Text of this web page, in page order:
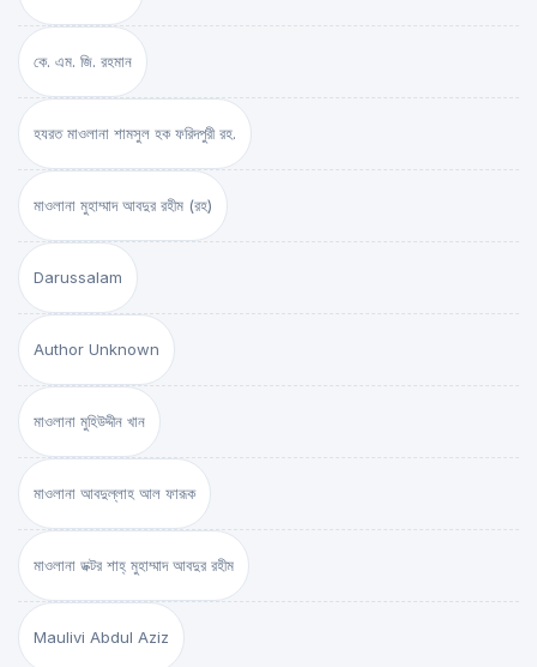
কে. এম. জি. রহমান
হযরত মাওলানা শামসুল হক ফরিদপুরী রহ.
মাওলানা মুহাম্মাদ আবদুর রহীম (রহ)
Darussalam
Author Unknown
মাওলানা মুহিউদ্দীন খান
মাওলানা আবদুল্লাহ আল ফারূক
মাওলানা ডক্টর শাহ্‌ মুহাম্মাদ আবদুর রহীম
Maulivi Abdul Aziz